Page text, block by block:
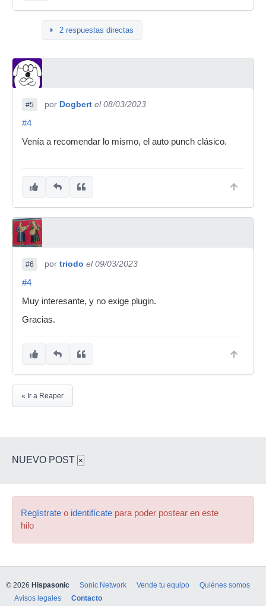
2 respuestas directas
#5 por Dogbert el 08/03/2023
#4
Venía a recomendar lo mismo, el auto punch clásico.
#6 por triodo el 09/03/2023
#4
Muy interesante, y no exige plugin.
Gracias.
« Ir a Reaper
NUEVO POST ×
Regístrate o identifícate para poder postear en este
hilo
© 2026 Hispasonic Sonic Network Vende tu equipo
Quiénes somos
Avisos legales
Contacto